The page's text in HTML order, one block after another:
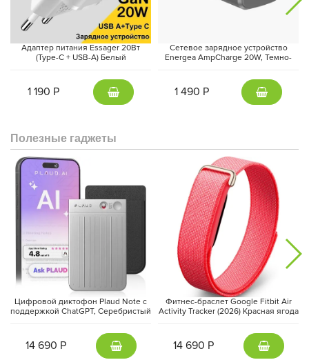
и высокую производительность. Благодаря оптимизированной
архитектуре и режиму пониженной яркости до 1 нит Apple
Watch Ultra второго поколения способны проработать
до 36 часов на одном заряде.
Ваш личный фитнес-тренер
Apple Watch Ultra 2 представляют собой революцию в мире
активность, пульс, и даже уровень кислорода в крови.
С многочисленными режимами тренировок, часы
адаптируются к различным видам физической активности,
предоставляя персональные рекомендации для достижения
ваших фитнес-целей.
Адаптер питания Essager 20Вт
(Type-C + USB-A) Белый
1 190 Р
Сетевое зарядное устройство
Energea AmpCharge 20W, Темно-
1 490 Р
Полезные гаджеты
Цифровой диктофон Plaud Note с
поддержкой ChatGPT, Серебристый
14 690 Р
Фитнес-браслет Google Fitbit Air
Activity Tracker (2026) Красная ягода
14 690 Р